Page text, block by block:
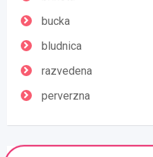
bucka
bludnica
razvedena
perverzna